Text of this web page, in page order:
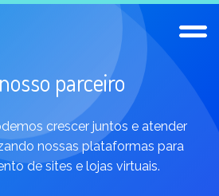
Abrir
parceiro
crescer juntos e atender
nossas plataformas para
de sites e lojas virtuais.